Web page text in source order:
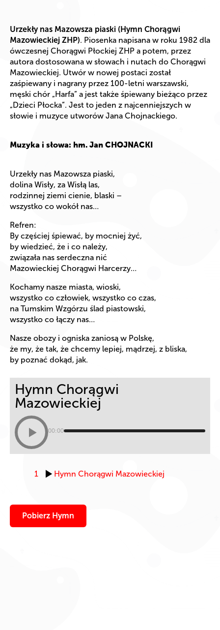
Urzekły nas Mazowsza piaski (Hymn Chorągwi
Mazowieckiej ZHP). Piosenka napisana w roku 1982 dla
ówczesnej Chorągwi Płockiej ZHP a potem, przez
autora dostosowana w słowach i nutach do Chorągwi
Mazowieckiej. Utwór w nowej postaci został
zaśpiewany i nagrany przez 100-letni warszawski,
męski chór „Harfa” a jest także śpiewany bieżąco przez
„Dzieci Płocka”. Jest to jeden z najcenniejszych w
słowie i muzyce utworów Jana Chojnackiego.
Muzyka i słowa: hm. Jan CHOJNACKI
Urzekły nas Mazowsza piaski,
dolina Wisły, za Wisłą las,
rodzinnej ziemi cienie, blaski –
wszystko co wokół nas…
Refren:
By częściej śpiewać, by mocniej żyć,
by wiedzieć, że i co należy,
związała nas serdeczna nić
Mazowieckiej Chorągwi Harcerzy…
Kochamy nasze miasta, wioski,
wszystko co człowiek, wszystko co czas,
na Tumskim Wzgórzu ślad piastowski,
wszystko co łączy nas…
Nasze obozy i ogniska zaniosą w Polskę,
że my, że tak, że chcemy lepiej, mądrzej, z bliska,
by poznać dokąd, jak.
Hymn Chorągwi
Mazowieckiej
00:00
1 Hymn Chorągwi Mazowieckiej
Pobierz Hymn